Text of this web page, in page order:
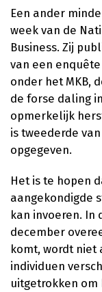
Een ander
week van de
Business. Zij
van een
onder het MKB,
de forse daling
opmerkelijk
is tweederde
opgegeven.
Het is te hopen
aangekondigde
kan invoeren. In
december
komt, wordt niet
individuen
uitgetrokken